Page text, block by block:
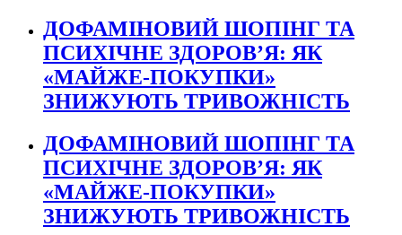
ДОФАМІНОВИЙ ШОПІНГ ТА
ПСИХІЧНЕ ЗДОРОВ’Я: ЯК
«МАЙЖЕ-ПОКУПКИ»
ЗНИЖУЮТЬ ТРИВОЖНІСТЬ
ДОФАМІНОВИЙ ШОПІНГ ТА
ПСИХІЧНЕ ЗДОРОВ’Я: ЯК
«МАЙЖЕ-ПОКУПКИ»
ЗНИЖУЮТЬ ТРИВОЖНІСТЬ